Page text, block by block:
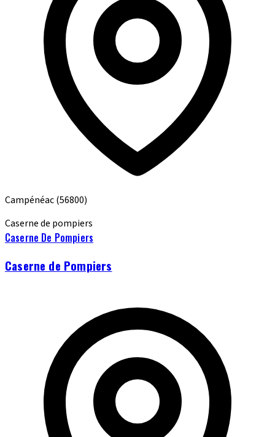
Campénéac(56800)
Caserne de pompiers
Caserne De Pompiers
Caserne de Pompiers